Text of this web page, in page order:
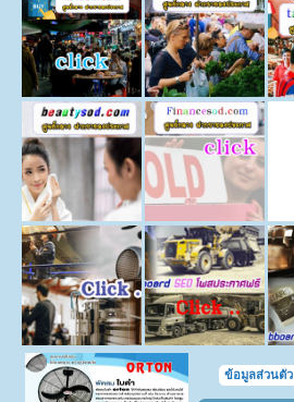
ข้อมูลส่วนตัว